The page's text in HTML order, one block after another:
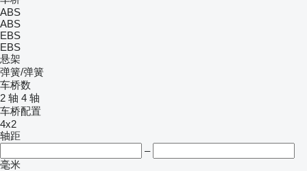
ABS
ABS
EBS
EBS
悬架
弹簧/弹簧
车桥数
2 轴 4 轴
车桥配置
4x2
轴距
–
毫米